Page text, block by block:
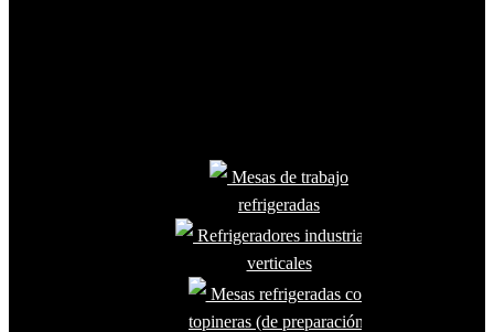
Mesas de trabajo
refrigeradas
Refrigeradores industriales
verticales
Mesas refrigeradas con
topineras (de preparación)